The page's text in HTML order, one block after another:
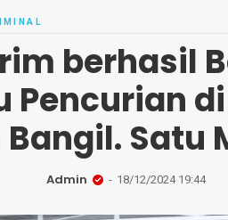
berhasil
Pencurian
Satu
Admin 18/12/2024 19:44